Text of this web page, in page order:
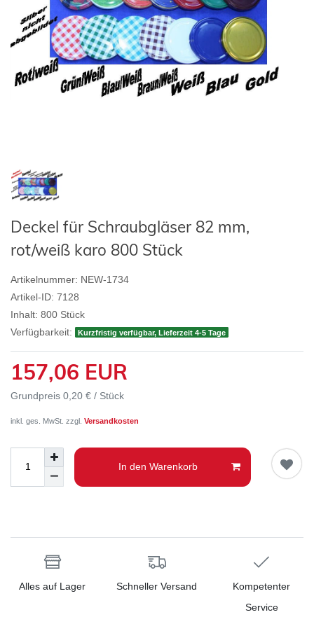
Deckel für Schraubgläser 82 mm,
rot/weiß karo 800 Stück
Artikelnummer: NEW-1734
Artikel-ID: 7128
Inhalt: 800 Stück
Verfügbarkeit:
Kurzfristig verfügbar, Lieferzeit 4-5 Tage
157,06 EUR
Grundpreis 0,20 € / Stück
inkl. ges. MwSt. zzgl. Versandkosten
In den Warenkorb
Alles auf Lager Schneller Versand
Kompetenter
Service